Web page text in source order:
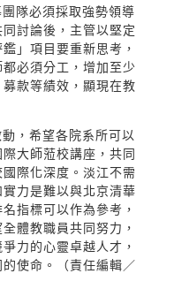
隊必須採取強勢領導
討論後，主管以堅定
」項目要重新思考，
必須分工，增加至少
款等績效，顯現在教
，希望各院系所可以
大師蒞校講座，共同
際化深度。淡江不需
力是難以與北京清華
指標可以作為參考，
體教職員共同努力，
力的心靈卓越人才，
使命。（責任編輯／